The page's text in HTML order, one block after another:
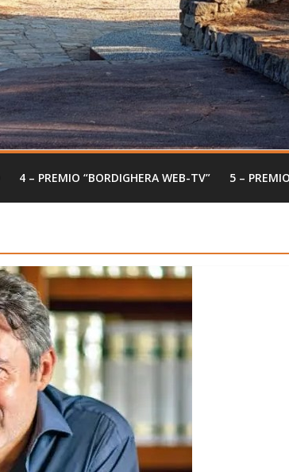
4 – PREMIO “BORDIGHERA WEB-TV” 5 –